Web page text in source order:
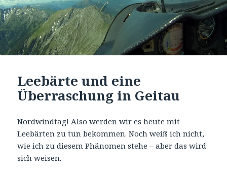
Leebärte und eine
Überraschung in Geitau
Nordwindtag! Also werden wir es heute mit
Leebärten zu tun bekommen. Noch weiß ich nicht,
wie ich zu diesem Phänomen stehe – aber das wird
sich weisen.